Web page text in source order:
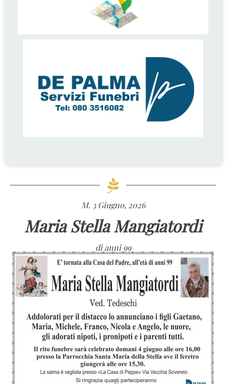
M. 3 Giugno, 2026
Maria Stella Mangiatordi
di anni 99